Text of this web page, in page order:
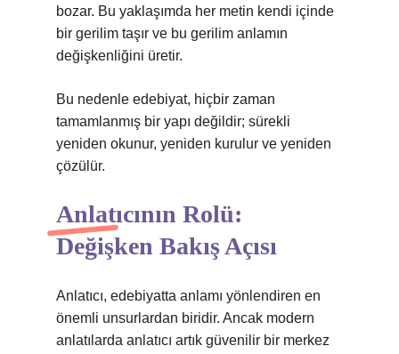
bozar. Bu yaklaşımda her metin kendi içinde
bir gerilim taşır ve bu gerilim anlamın
değişkenliğini üretir.
Bu nedenle edebiyat, hiçbir zaman
tamamlanmış bir yapı değildir; sürekli
yeniden okunur, yeniden kurulur ve yeniden
çözülür.
Anlatıcının Rolü:
Değişken Bakış Açısı
Anlatıcı, edebiyatta anlamı yönlendiren en
önemli unsurlardan biridir. Ancak modern
anlatılarda anlatıcı artık güvenilir bir merkez